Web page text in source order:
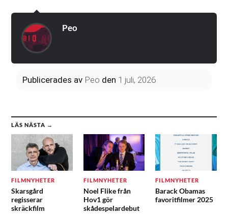
Peo
Publicerades av Peo den 1 juli, 2026
LÄS NÄSTA →
FILMNYHETER
Skarsgård
regisserar
skräckfilm
FILMNYHETER
Noel Flike från
Hov1 gör
skådespelardebut
FILMNYHETER
Barack Obamas
favoritfilmer 2025